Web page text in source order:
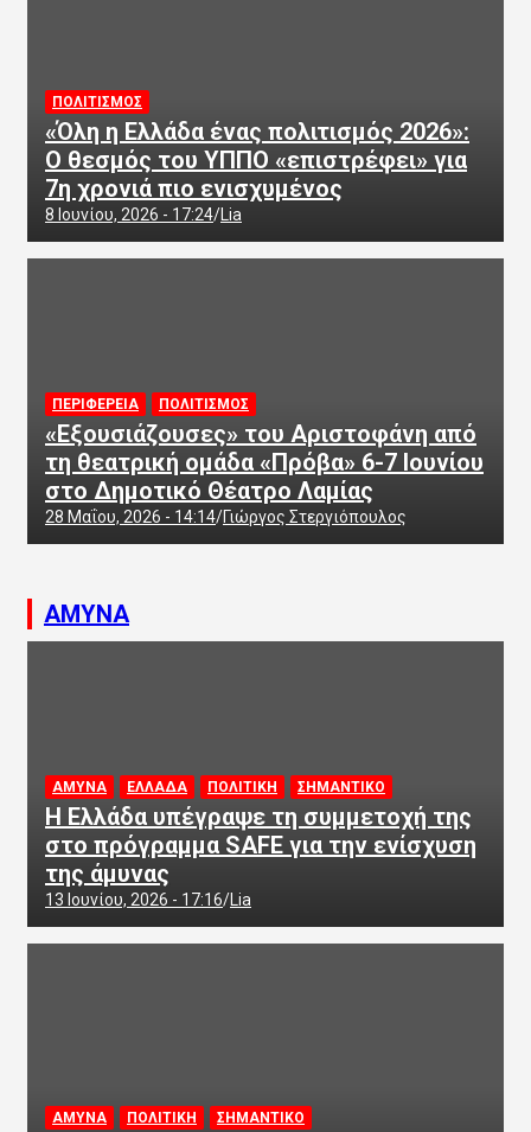
ΠΟΛΙΤΙΣΜΟΣ
«Όλη η Ελλάδα ένας πολιτισμός 2026»:
Ο θεσμός του ΥΠΠΟ «επιστρέφει» για
7η χρονιά πιο ενισχυμένος
8 Ιουνίου, 2026 - 17:24 Lia
ΠΕΡΙΦΕΡΕΙΑ ΠΟΛΙΤΙΣΜΟΣ
«Εξουσιάζουσες» του Αριστοφάνη από
τη θεατρική ομάδα «Πρόβα» 6-7 Ιουνίου
στο Δημοτικό Θέατρο Λαμίας
28 Μαΐου, 2026 - 14:14 Γιώργος Στεργιόπουλος
ΑΜΥΝΑ
ΑΜΥΝΑ ΕΛΛΑΔΑ ΠΟΛΙΤΙΚΗ ΣΗΜΑΝΤΙΚΟ
Η Ελλάδα υπέγραψε τη συμμετοχή της
στο πρόγραμμα SAFE για την ενίσχυση
της άμυνας
13 Ιουνίου, 2026 - 17:16 Lia
ΑΜΥΝΑ ΠΟΛΙΤΙΚΗ ΣΗΜΑΝΤΙΚΟ